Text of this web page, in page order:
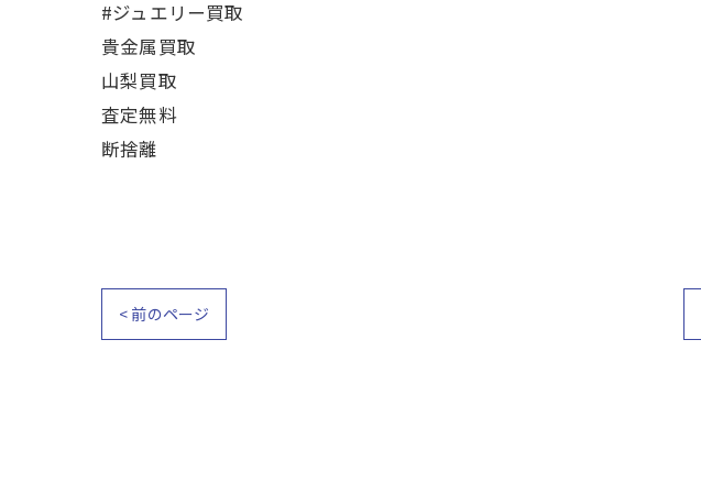
#ジュエリー買取
貴金属買取
山梨買取
査定無料
断捨離
< 前のページ